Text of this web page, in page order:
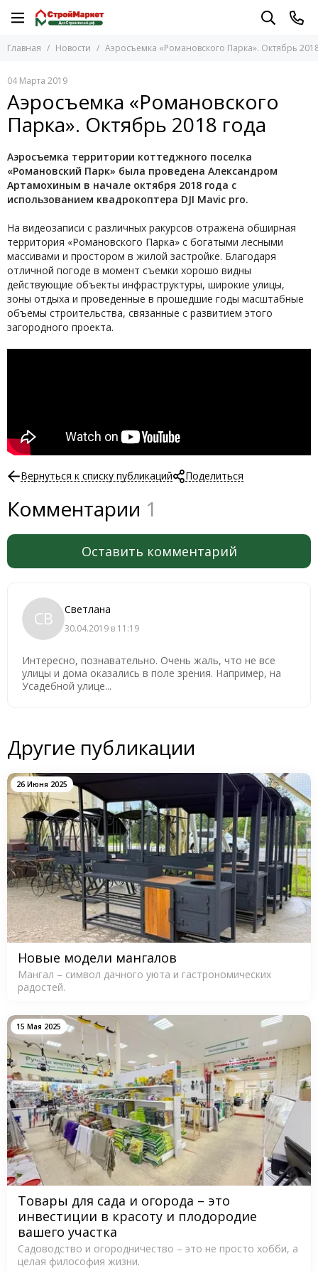
Главная Новости Аэросъемка «Романовского Парка». Октябрь
04 Марта 2019
Аэросъемка «Романовского
Парка». Октябрь 2018 года
Аэросъемка территории коттеджного поселка
«Романовский Парк» была проведена Александром
Артамохиным в начале октября 2018 года с
использованием квадрокоптера DJI Mavic pro.
На видеозаписи с различных ракурсов отражена обширная
территория «Романовского Парка» с богатыми лесными
массивами и простором в жилой застройке. Благодаря
отличной погоде в момент съемки хорошо видны
действующие объекты инфраструктуры, широкие улицы,
зоны отдыха и проведенные в прошедшие годы масштабные
объемы строительства, связанные с развитием этого
загородного проекта.
Вернуться к списку публикаций Поделиться
Комментарии 1
СВ Светлана
30.04.2019 в 11:19
Интересно, познавательно. Очень жаль, что не все
улицы и дома оказались в поле зрения. Например, на
Усадебной улице...
Оставить комментарий
Другие публикации
26 Июня 2025
Новые модели мангалов
Мангал – символ дачного уюта и гастрономических
радостей.
15 Мая 2025
Товары для сада и огорода – это
инвестиции в красоту и плодородие
вашего участка
Садоводство и огородничество – это не просто хобби, а
целая философия жизни.